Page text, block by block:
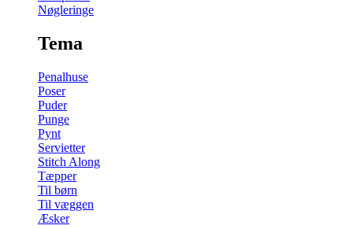
Nøgleringe
Tema
Penalhuse
Poser
Puder
Punge
Pynt
Servietter
Stitch Along
Tæpper
Til børn
Til væggen
Æsker